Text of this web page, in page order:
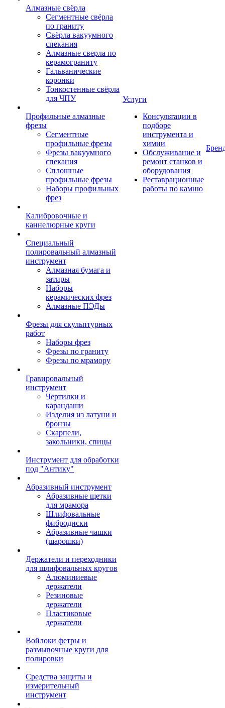
Алмазные свёрла
Сегментные свёрла
по граниту
Свёрла вакуумного
спекания
Алмазные сверла по
керамограниту
Гальванические
коронки
Тонкостенные свёрла
для ЧПУ
Профильные алмазные
фрезы
Сегментные
профильные фрезы
Фрезы вакуумного
спекания
Сплошные
профильные фрезы
Наборы профильных
фрез
Калибровочные и
каннелюрные круги
Специальный
полировальный алмазный
инструмент
Алмазная бумага и
затиры
Наборы
керамических фрез
Алмазные ПЭДы
Фрезы для скульптурных
работ
Наборы фрез
Фрезы по граниту
Фрезы по мрамору
Гравировальный
инструмент
Чертилки и
карандаши
Изделия из латуни и
бронзы
Скарпели,
закольники, спицы
Инструмент для обработки
под "Антику"
Абразивный инструмент
Абразивные щетки
для мрамора
Шлифовальные
фибродиски
Абразивные чашки
(шарошки)
Держатели и переходники
для шлифовальных кругов
Алюминиевые
держатели
Резиновые
держатели
Пластиковые
держатели
Войлоки фетры и
размывочные круги для
полировки
Средства защиты и
измерительный
инструмент
Услуги
Консультации в
подборе
инструмента и
химии
Обслуживание и
ремонт станков и
оборудования
Реставрационные
работы по камню